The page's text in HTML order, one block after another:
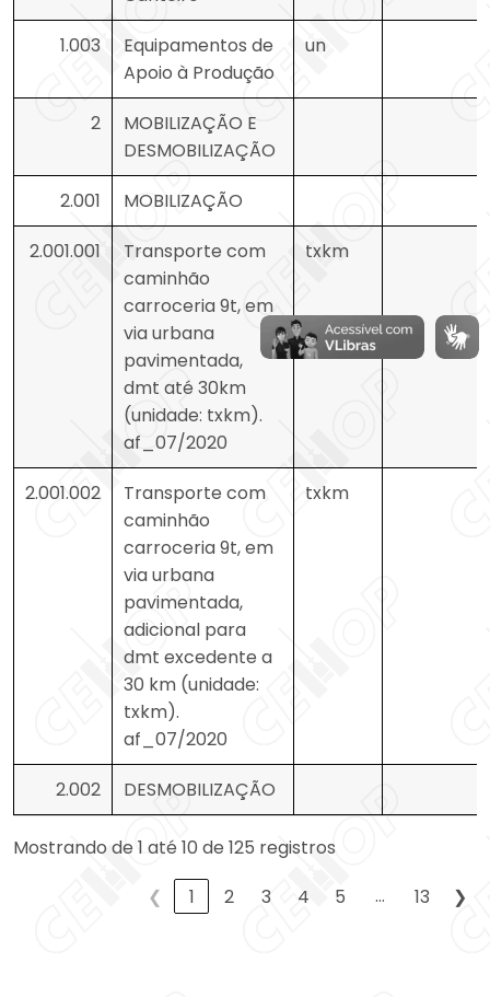
1.003
Equipamentos de
Apoio à Produção
un
2
MOBILIZAÇÃO E
DESMOBILIZAÇÃO
2.001
MOBILIZAÇÃO
2.001.001
Transporte com
caminhão
carroceria 9t, em
via urbana
pavimentada,
dmt até 30km
(unidade: txkm).
af_07/2020
txkm
2.001.002
Transporte com
caminhão
carroceria 9t, em
via urbana
pavimentada,
adicional para
dmt excedente a
30 km (unidade:
txkm).
af_07/2020
txkm
2.002 DESMOBILIZAÇÃO
Mostrando de 1 até 10 de 125 registros
❮
1 2 3 4 5 … 13 ❯